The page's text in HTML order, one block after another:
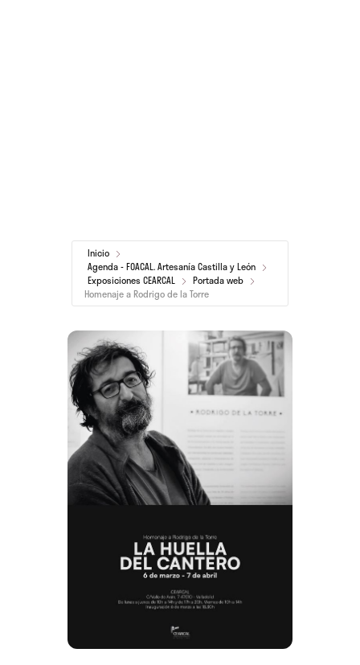
Inicio
Agenda - FOACAL. Artesanía Castilla y León
Exposiciones CEARCAL
Portada web
Homenaje a Rodrigo de la Torre